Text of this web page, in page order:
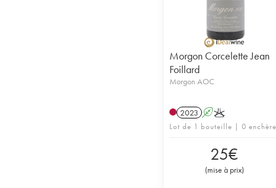
Morgon Corcelette Jean
Foillard
Morgon AOC
2023 AK
Lot de 1 bouteille | 0 enchère
25€
(mise à prix)